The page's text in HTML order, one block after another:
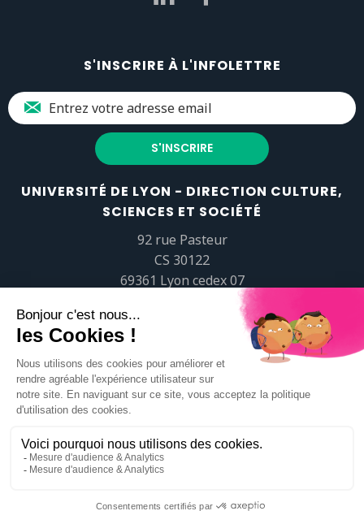
S'INSCRIRE À L'INFOLETTRE
UNIVERSITÉ DE LYON - DIRECTION CULTURE,
SCIENCES ET SOCIÉTÉ
92 rue Pasteur
CS 30122
69361 Lyon cedex 07
popsciences@universite-lyon.fr
Tél.+33 (0)4 37 37 82 01
https://www.youtube.com/embed/Qm-prNOXepo